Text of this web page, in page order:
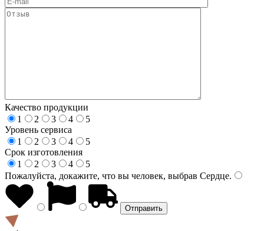
Качество продукции
1
2 3 4
5
Уровень сервиса
1
2 3 4
5
Срок изготовления
1
2 3 4
5
Пожалуйста, докажите, что вы человек, выбрав Сердце.